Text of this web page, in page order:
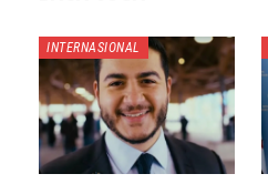
INTERNASIONAL